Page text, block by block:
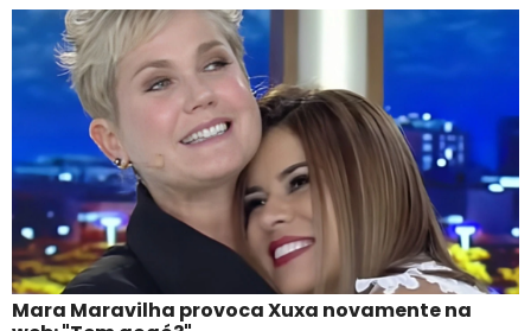
Mara Maravilha provoca Xuxa novamente na